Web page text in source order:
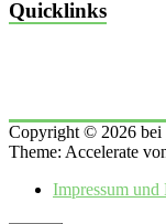
Quicklinks
Copyright © 2026 bei
Theme: Accelerate
Impressum und